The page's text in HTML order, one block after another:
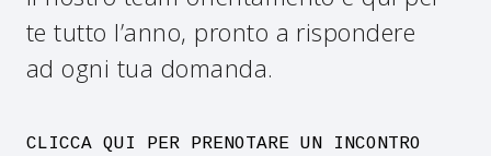
te tutto l’anno, pronto a rispondere
ad ogni tua domanda.
CLICCA QUI PER PRENOTARE UN INCONTRO